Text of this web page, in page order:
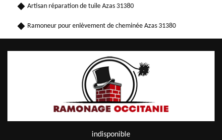
Artisan réparation de tuile Azas 31380
Ramoneur pour enlèvement de cheminée Azas 31380
indisponible